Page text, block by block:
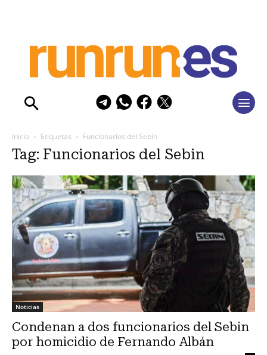
Inicio Etiquetas Funcionarios del Sebin
Tag: Funcionarios del Sebin
Noticias
Condenan a dos funcionarios del Sebin
por homicidio de Fernando Albán